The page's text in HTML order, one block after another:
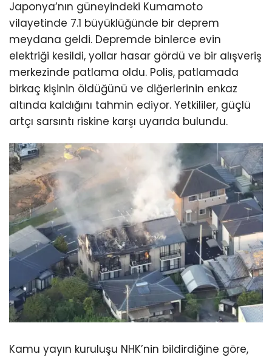
Japonya’nın güneyindeki Kumamoto
vilayetinde 7.1 büyüklüğünde bir deprem
meydana geldi. Depremde binlerce evin
elektriği kesildi, yollar hasar gördü ve bir alışveriş
merkezinde patlama oldu. Polis, patlamada
birkaç kişinin öldüğünü ve diğerlerinin enkaz
altında kaldığını tahmin ediyor. Yetkililer, güçlü
artçı sarsıntı riskine karşı uyarıda bulundu.
Kamu yayın kuruluşu NHK’nin bildirdiğine göre,